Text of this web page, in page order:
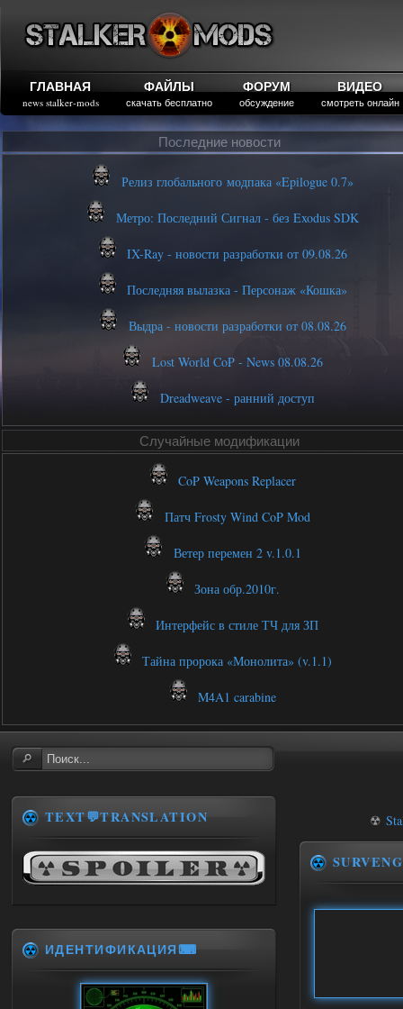
ГЛАВНАЯ
news stalker-mods
ФАЙЛЫ
скачать бесплатно
ФОРУМ
обсуждение
ВИДЕО
смотреть онлайн
Последние новости
Релиз глобального модпака «Epilogue 0.7»
Метро: Последний Сигнал - без Exodus SDK
IX-Ray - новости разработки от 09.08.26
Последняя вылазка - Персонаж «Кошка»
Выдра - новости разработки от 08.08.26
Lost World CoP - News 08.08.26
Dreadweave - ранний доступ
Случайные модификации
CoP Weapons Replacer
Патч Frosty Wind CoP Mod
Ветер перемен 2 v.1.0.1
Зона обр.2010г.
Интерфейс в стиле ТЧ для ЗП
Тайна пророка «Монолита» (v.1.1)
M4A1 carabine
☢
TEXT💬TRANSLATION
ИДЕНТИФИКАЦИЯ⌨